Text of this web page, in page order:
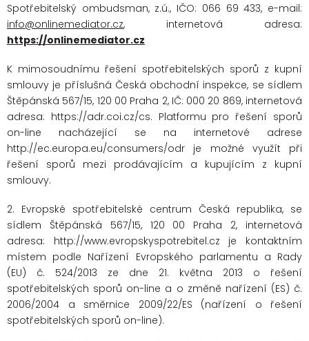
Spotřebitelský ombudsman, z.ú., IČO: 066 69 433, e-mail:
info@onlinemediator.cz, internetová adresa:
https://onlinemediator.cz
K mimosoudnímu řešení spotřebitelských sporů z kupní
smlouvy je příslušná Česká obchodní inspekce, se sídlem
Štěpánská 567/15, 120 00 Praha 2, IČ: 000 20 869, internetová
adresa: https://adr.coi.cz/cs. Platformu pro řešení sporů
on-line nacházející se na internetové adrese
http://ec.europa.eu/consumers/odr je možné využít při
řešení sporů mezi prodávajícím a kupujícím z kupní
smlouvy.
2. Evropské spotřebitelské centrum Česká republika, se
sídlem Štěpánská 567/15, 120 00 Praha 2, internetová
adresa: http://www.evropskyspotrebitel.cz je kontaktním
místem podle Nařízení Evropského parlamentu a Rady
(EU) č. 524/2013 ze dne 21. května 2013 o řešení
spotřebitelských sporů on-line a o změně nařízení (ES) č.
2006/2004 a směrnice 2009/22/ES (nařízení o řešení
spotřebitelských sporů on-line).